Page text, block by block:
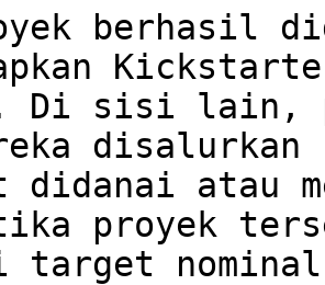
berhasil
Di sisi lain,
didanai atau
proyek
target nominal